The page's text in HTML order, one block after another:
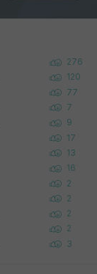
276
120
77
7
9
17
13
16
2
2
2
2
3